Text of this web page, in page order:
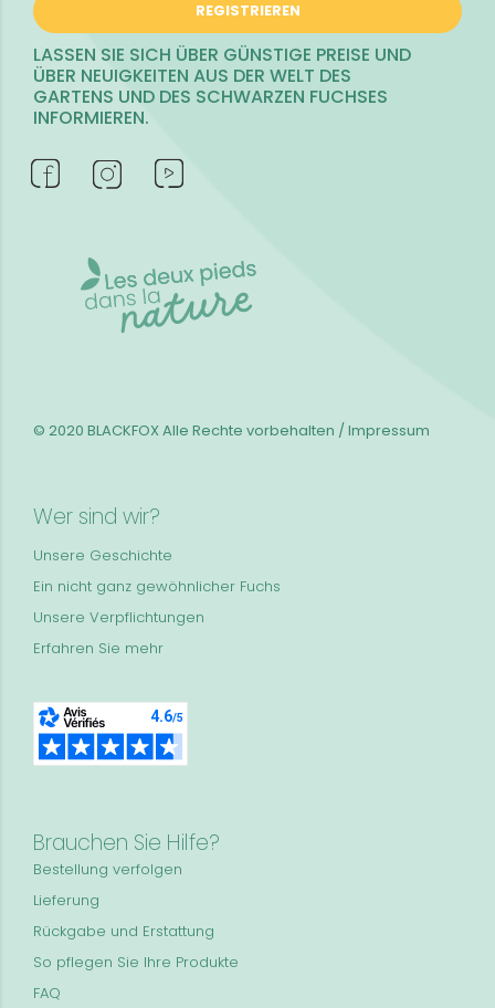
REGISTRIEREN
LASSEN SIE SICH ÜBER GÜNSTIGE PREISE UND
ÜBER NEUIGKEITEN AUS DER WELT DES
GARTENS UND DES SCHWARZEN FUCHSES
INFORMIEREN.
Wer sind wir?
Unsere Geschichte
Ein nicht ganz gewöhnlicher Fuchs
Unsere Verpflichtungen
Erfahren Sie mehr
Brauchen Sie Hilfe?
Bestellung verfolgen
Lieferung
Rückgabe und Erstattung
So pflegen Sie Ihre Produkte
FAQ
© 2020 BLACKFOXAlle Rechte vorbehalten / Impressum